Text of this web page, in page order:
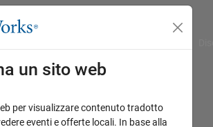
un sito web
per visualizzare contenuto tradotto
eventi e offerte locali. In base alla